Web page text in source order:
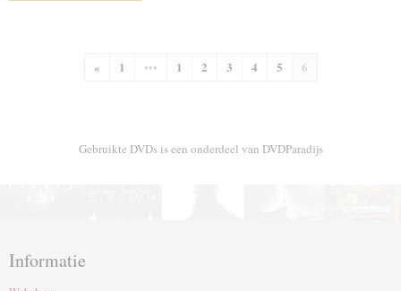
« 1 ••• 1 2 3 4 5 6
Gebruikte DVDs is een onderdeel van DVDParadijs
Informatie